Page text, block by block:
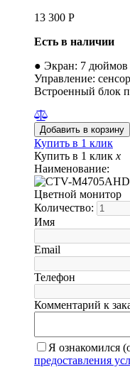
13 300 Р
Есть в наличии
● Экран: 7
Управление:
Встроенный блок
Купить в 1 клик
Купить в 1 клик x
Наименование:
Цветной монитор
Количество:
Имя
Email
Телефон
Комментарий к
Я ознакомился
предоставления